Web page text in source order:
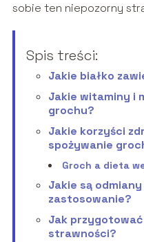
sobie ten niepozorny
Spis treści:
Jakie białko
Jakie witaminy i
grochu?
Jakie korzyści
spożywanie
Groch a dieta
Jakie są
zastosowanie?
Jak
strawności?